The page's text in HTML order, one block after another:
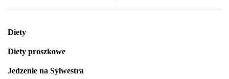
Diety
Diety proszkowe
Jedzenie na Sylwestra